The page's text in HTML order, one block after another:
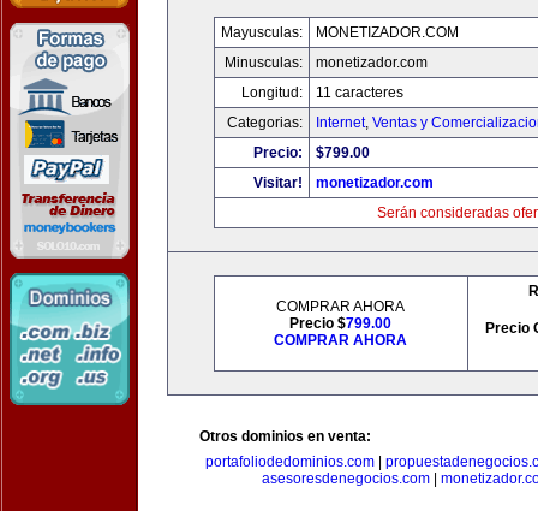
Mayusculas:
MONETIZADOR.COM
Minusculas:
monetizador.com
Longitud:
11 caracteres
Categorias:
Internet, Ventas y
Precio:
$799.00
Visitar!
monetizador.com
Serán consideradas
COMPRAR AHORA
Precio $799.00
COMPRAR AHORA
Precio
Otros dominios en venta:
portafoliodedominios.com|
asesoresdenegocios.com